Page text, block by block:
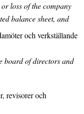
loss of the company
balance sheet, and
och verkställande
board of directors and
revisorer och